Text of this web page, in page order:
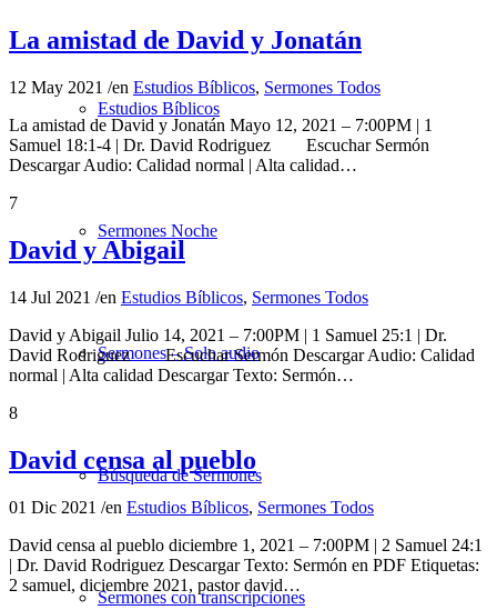
Estudios Bíblicos
Sermones Noche
Sermones – Solo audio
Búsqueda de Sermones
Sermones con transcripciones
La amistad de David y Jonatán
12 May 2021 /en Estudios Bíblicos, Sermones Todos
La amistad de David y Jonatán Mayo 12, 2021 – 7:00PM | 1
Samuel 18:1-4 | Dr. David Rodriguez Escuchar Sermón
Descargar Audio: Calidad normal | Alta calidad…
7
David y Abigail
14 Jul 2021 /en Estudios Bíblicos, Sermones Todos
David y Abigail Julio 14, 2021 – 7:00PM | 1 Samuel 25:1 | Dr.
David Rodriguez Escuchar Sermón Descargar Audio: Calidad
normal | Alta calidad Descargar Texto: Sermón…
8
David censa al pueblo
01 Dic 2021 /en Estudios Bíblicos, Sermones Todos
David censa al pueblo diciembre 1, 2021 – 7:00PM | 2 Samuel 24:1
| Dr. David Rodriguez Descargar Texto: Sermón en PDF Etiquetas:
2 samuel, diciembre 2021, pastor david…